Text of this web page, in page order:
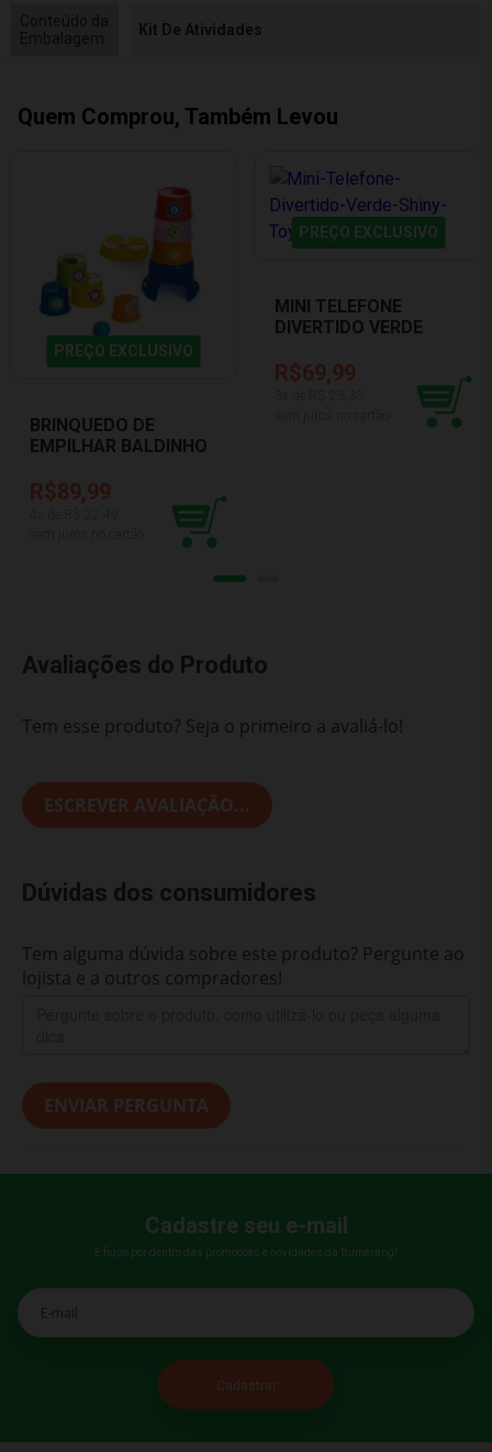
Conteúdo da
Kit De Atividades
Quem Comprou, Também Levou
PREÇO EXCLUSIVO
BRINQUEDO DE
EMPILHAR BALDINHO
TATETI 0864
R$89,99
PREÇO EXCLUSIVO
MINI TELEFONE
DIVERTIDO VERDE
R$69,99
Avaliações do Produto
Tem esse produto? Seja o primeiro a avaliá-lo!
ESCREVER AVALIAÇÃO...
Dúvidas dos consumidores
Tem alguma dúvida sobre este produto? Pergunte ao
lojista e a outros compradores!
ENVIAR PERGUNTA
Cadastre seu e-mail
E fique por dentro das promoções e novidades da Bumerang!
E-mail